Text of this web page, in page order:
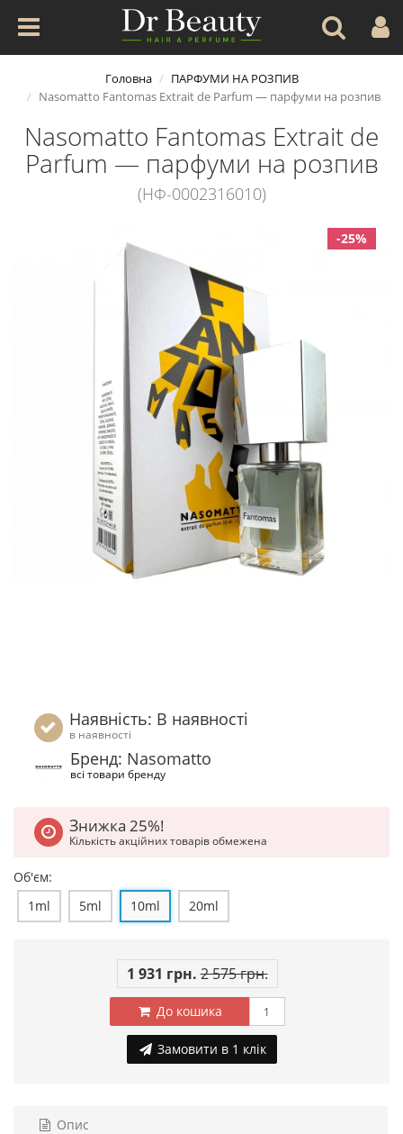
Головна
ПАРФУМИ НА РОЗПИВ
Nasomatto Fantomas Extrait de Parfum — парфуми на розпив
Nasomatto Fantomas Extrait de
Parfum — парфуми на розпив
(НФ-0002316010)
-25%
Наявність: В наявності
в наявності
Бренд: Nasomatto
всі товари бренду
Знижка 25%!
Кількість акційних товарів обмежена
Об'єм:
1ml
5ml 10ml 20ml
1 931 грн. 2 575 грн.
До кошика
Замовити в 1 клік
Опис